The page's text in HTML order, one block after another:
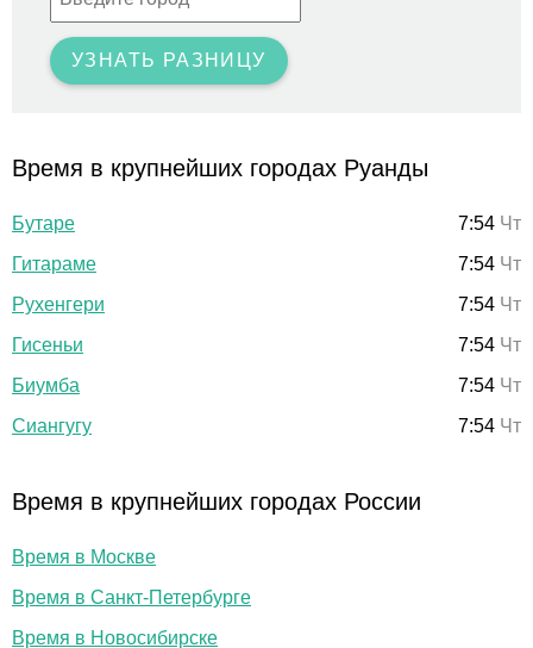
УЗНАТЬ РАЗНИЦУ
Время в крупнейших городах Руанды
Бутаре 7:54 Чт
Гитараме
7:54 Чт
Рухенгери
7:54 Чт
Гисеньи
7:54 Чт
Биумба
7:54 Чт
Сиангугу
7:54 Чт
Время в крупнейших городах России
Время в Москве
Время в Санкт-Петербурге
Время в Новосибирске